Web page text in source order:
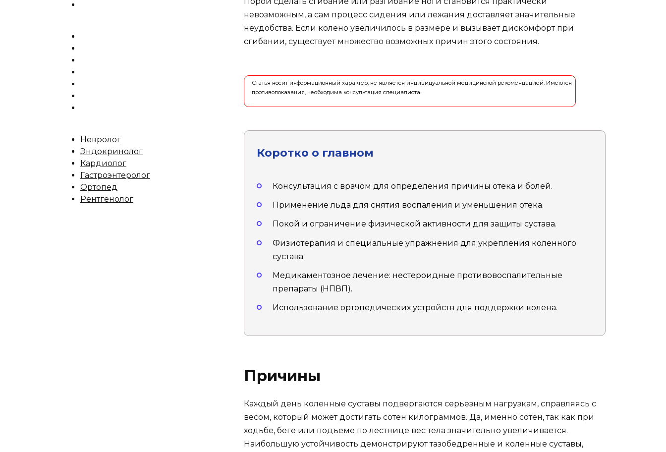
невозможным, а сам процесс сидения или лежания доставляет значительные
неудобства. Если колено увеличилось в размере и вызывает дискомфорт при
сгибании, существует множество возможных причин этого состояния.
Статья носит информационный характер, не является индивидуальной медицинской рекомендацией. Имеются
противопоказания, необходима консультация специалиста.
Коротко о главном
Консультация с врачом для определения причины отека и болей.
Применение льда для снятия воспаления и уменьшения отека.
Покой и ограничение физической активности для защиты сустава.
Физиотерапия и специальные упражнения для укрепления коленного
сустава.
Медикаментозное лечение: нестероидные противовоспалительные
препараты (НПВП).
Использование ортопедических устройств для поддержки колена.
Причины
Каждый день коленные суставы подвергаются серьезным нагрузкам, справляясь с
весом, который может достигать сотен килограммов. Да, именно сотен, так как при
ходьбе, беге или подъеме по лестнице вес тела значительно увеличивается.
Наибольшую устойчивость демонстрируют тазобедренные и коленные суставы,
Невролог
Эндокринолог
Кардиолог
Гастроэнтеролог
Ортопед
Рентгенолог